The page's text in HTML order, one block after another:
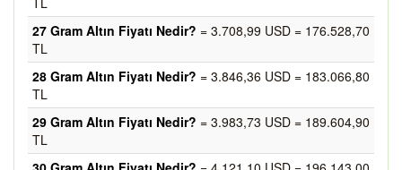
27 Gram Altın Fiyatı Nedir? = 3.708,99 USD = 176.528,70
TL
28 Gram Altın Fiyatı Nedir? = 3.846,36 USD = 183.066,80
TL
29 Gram Altın Fiyatı Nedir? = 3.983,73 USD = 189.604,90
TL